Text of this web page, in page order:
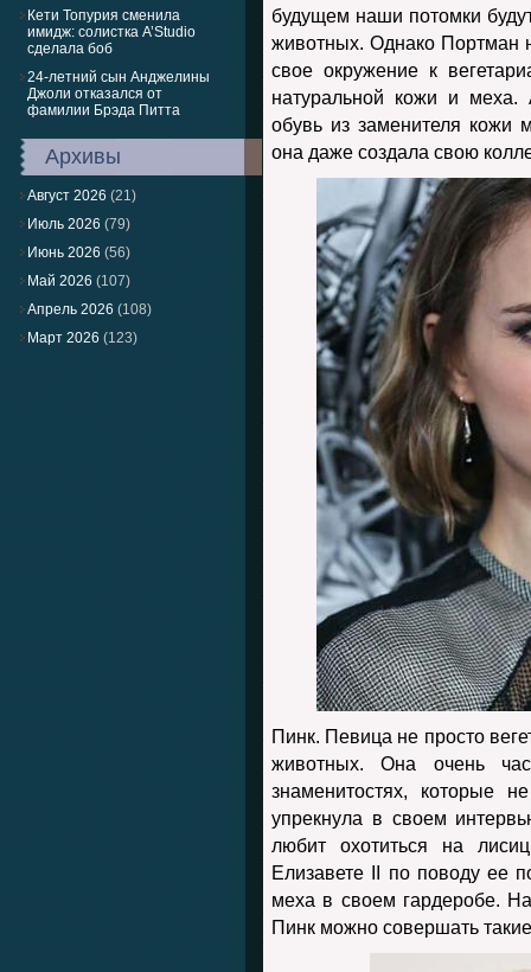
Кети Топурия сменила
имидж: солистка A’Studio
сделала боб
24-летний сын Анджелины
Джоли отказался от
фамилии Брэда Питта
Архивы
Август 2026 (21)
Июль 2026 (79)
Июнь 2026 (56)
Май 2026 (107)
Апрель 2026 (108)
Март 2026 (123)
будущем наши потомки
животных. Однако Портман
свое окружение к
натуральной кожи и меха.
обувь из заменителя кожи
она даже создала свою
Пинк. Певица не просто
животных. Она очень
знаменитостях, которые
упрекнула в своем
любит охотиться на
Елизавете II по поводу ее
меха в своем гардеробе.
Пинк можно совершать